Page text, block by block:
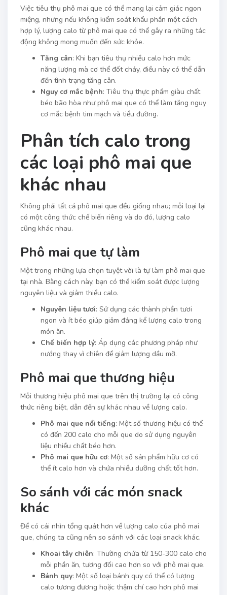
Việc tiêu thụ phô mai que có thể mang lại cảm giác ngon
miệng, nhưng nếu không kiểm soát khẩu phần một cách
hợp lý, lượng calo từ phô mai que có thể gây ra những tác
động không mong muốn đến sức khỏe.
Tăng cân: Khi bạn tiêu thụ nhiều calo hơn mức
năng lượng mà cơ thể đốt cháy, điều này có thể dẫn
đến tình trạng tăng cân.
Nguy cơ mắc bệnh: Tiêu thụ thực phẩm giàu chất
béo bão hòa như phô mai que có thể làm tăng nguy
cơ mắc bệnh tim mạch và tiểu đường.
Phân tích calo trong
các loại phô mai que
khác nhau
Không phải tất cả phô mai que đều giống nhau; mỗi loại lại
có một công thức chế biến riêng và do đó, lượng calo
cũng khác nhau.
Phô mai que tự làm
Một trong những lựa chọn tuyệt vời là tự làm phô mai que
tại nhà. Bằng cách này, bạn có thể kiểm soát được lượng
nguyên liệu và giảm thiểu calo.
Nguyên liệu tươi: Sử dụng các thành phần tươi
ngon và ít béo giúp giảm đáng kể lượng calo trong
món ăn.
Chế biến hợp lý: Áp dụng các phương pháp như
nướng thay vì chiên để giảm lượng dầu mỡ.
Phô mai que thương hiệu
Mỗi thương hiệu phô mai que trên thị trường lại có công
thức riêng biệt, dẫn đến sự khác nhau về lượng calo.
Phô mai que nổi tiếng: Một số thương hiệu có thể
có đến 200 calo cho mỗi que do sử dụng nguyên
liệu nhiều chất béo hơn.
Phô mai que hữu cơ: Một số sản phẩm hữu cơ có
thể ít calo hơn và chứa nhiều dưỡng chất tốt hơn.
So sánh với các món snack
khác
Để có cái nhìn tổng quát hơn về lượng calo của phô mai
que, chúng ta cũng nên so sánh với các loại snack khác.
Khoai tây chiên: Thường chứa từ 150-300 calo cho
mỗi phần ăn, tương đối cao hơn so với phô mai que.
Bánh quy: Một số loại bánh quy có thể có lượng
calo tương đương hoặc thậm chí cao hơn phô mai